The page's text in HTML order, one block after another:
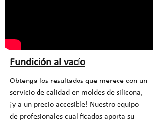
Fundición al vacío
Obtenga los resultados que merece con un
servicio de calidad en moldes de silicona,
¡y a un precio accesible! Nuestro equipo
de profesionales cualificados aporta su